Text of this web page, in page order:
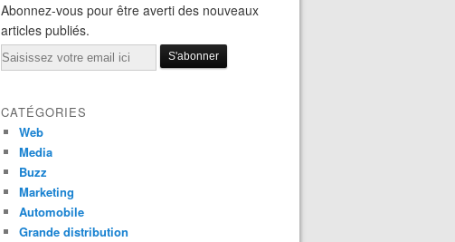
Abonnez-vous pour être averti des nouveaux
articles publiés.
Email
CATÉGORIES
Web
Media
Buzz
Marketing
Automobile
Grande distribution